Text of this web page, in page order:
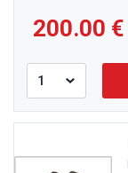
200.00